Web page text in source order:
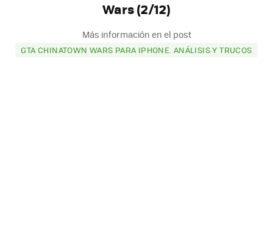
Wars (2/12)
Más información en el post
GTA CHINATOWN WARS PARA IPHONE. ANÁLISIS Y TRUCOS